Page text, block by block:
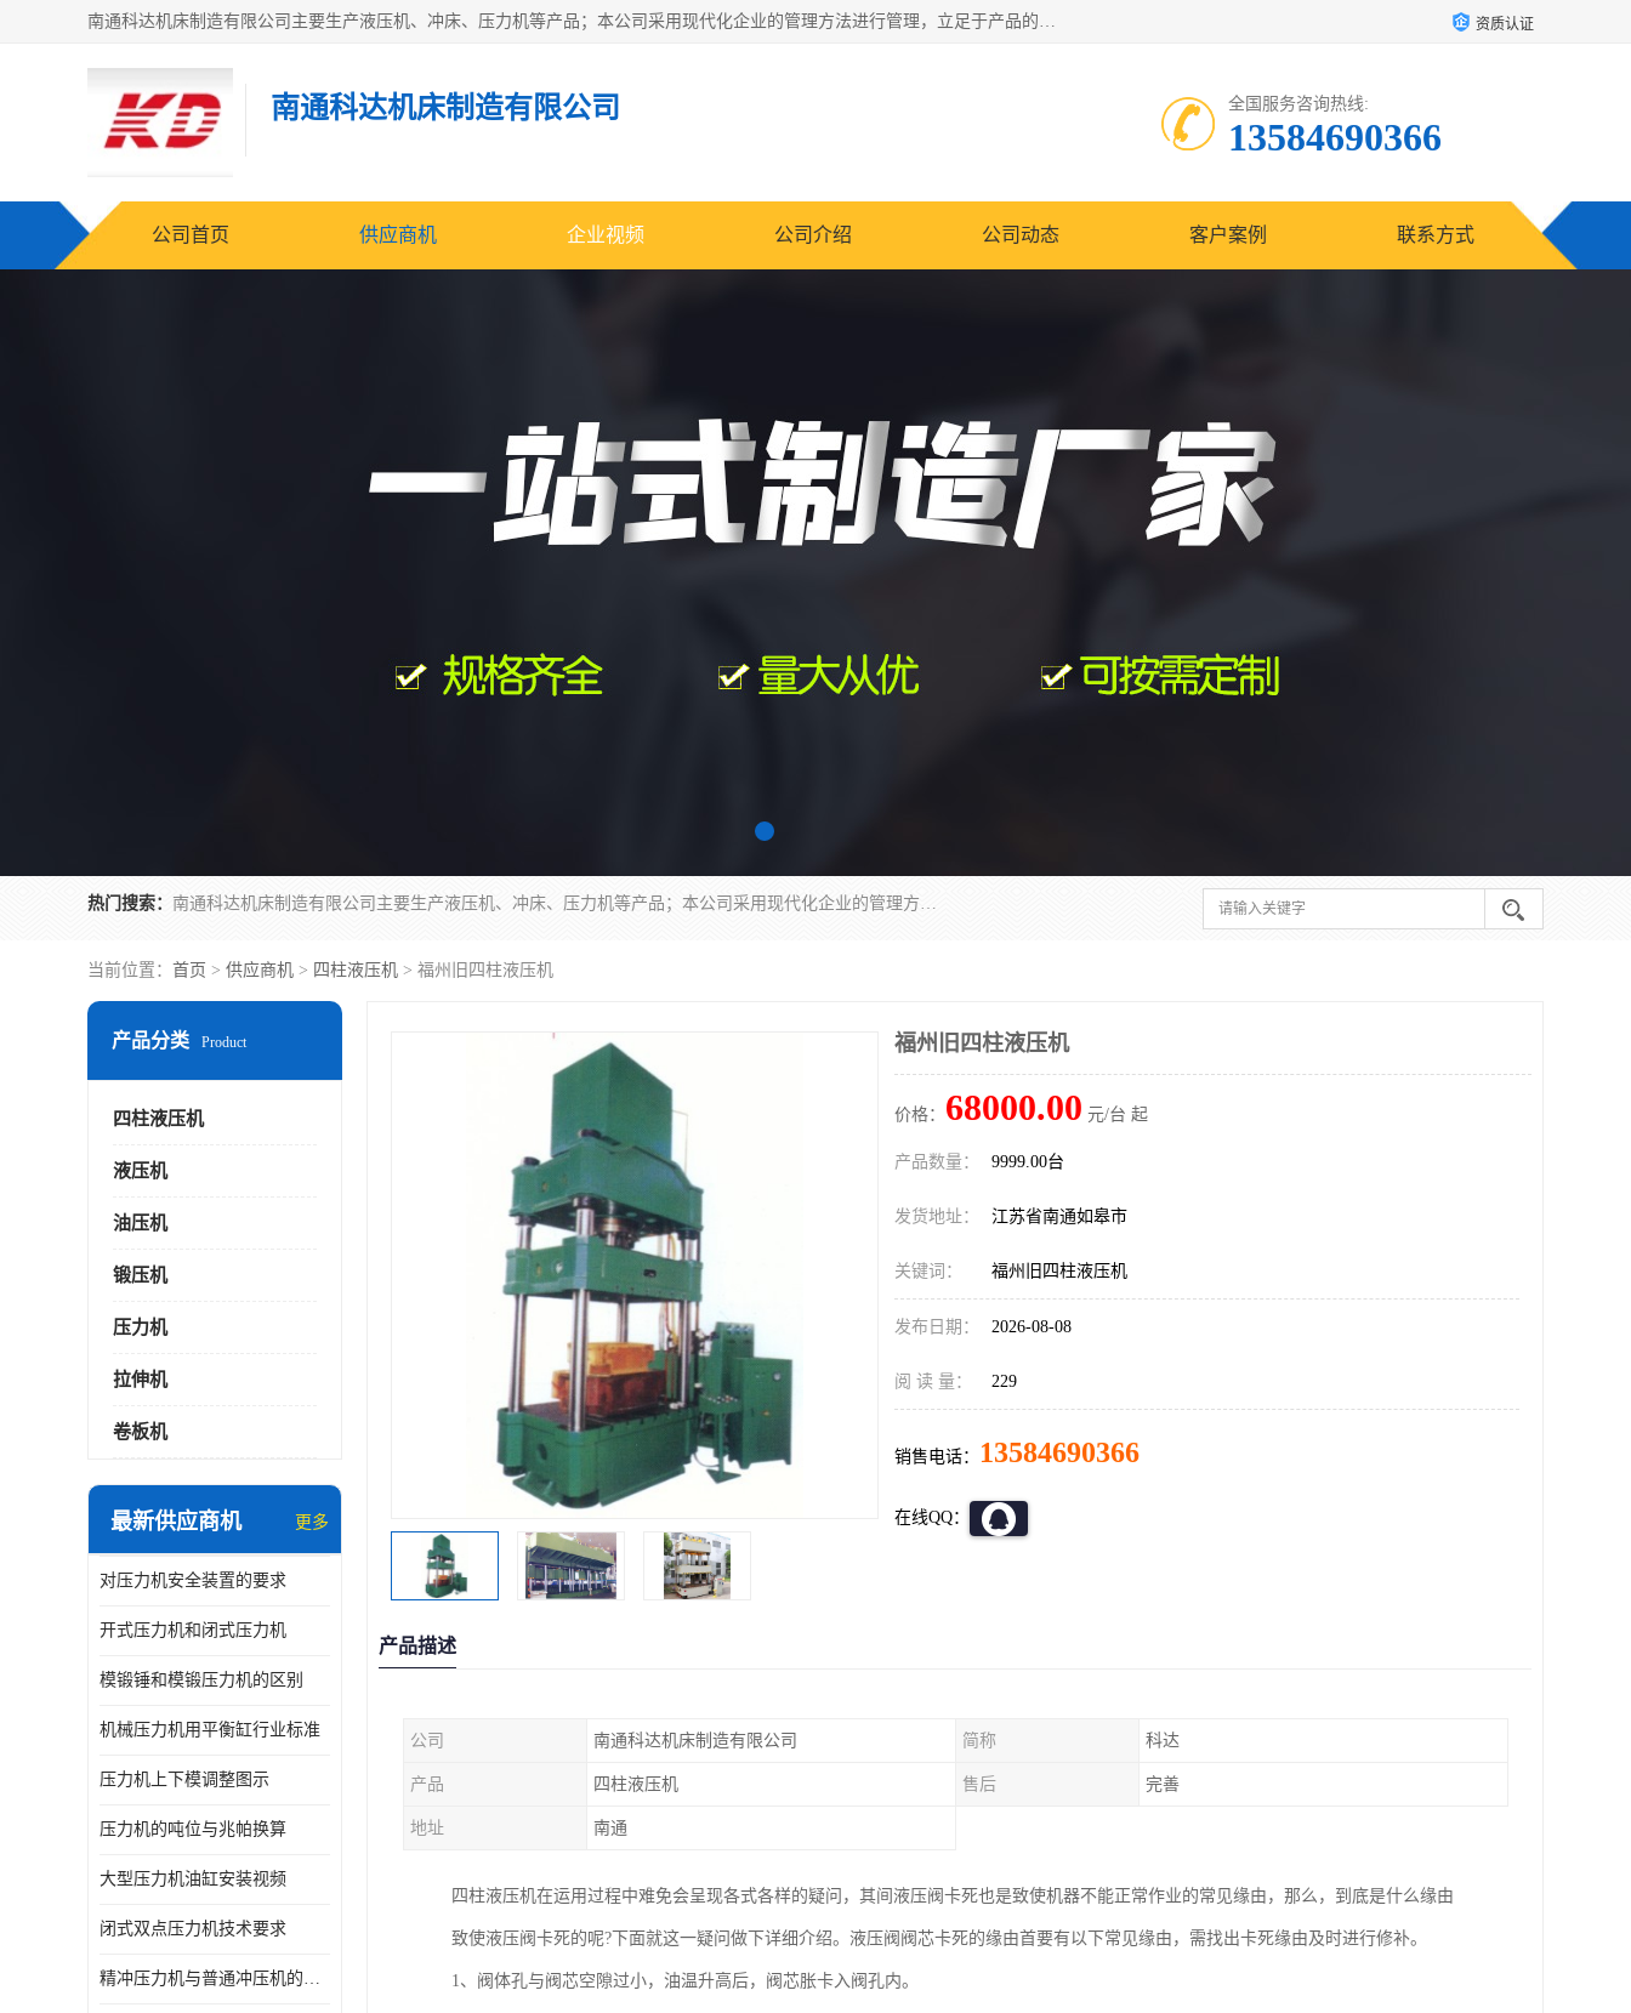
南通科达机床制造有限公司主要生产液压机、冲床、压力机等产品；本公司采用现代化企业的管理方法进行管理，立足于产品的质量管理，以优秀的品质、新颖的设计、合理的价格、完善的服务赢得广大客户的充分信赖和良好的口碑。领导层将运用科学管理方法及长期积累下来的经验和广泛领域吸取来新的技术不断调整产品结构，为市场提供精良的各类机械设备。企业将坚持与国内外各界朋友，真诚合作，共创辉煌。 资质认证
南通科达机床制造有限公司 全国服务咨询热线:
13584690366
公司首页 供应商机 企业视频 公司介绍 公司动态 客户案例 联系方式
热门搜索： 南通科达机床制造有限公司主要生产液压机、冲床、压力机等产品；本公司采用现代化企业的管理方法进行管理，立足于产品的质量管理，以优秀的品质、新颖的设计、合理的价格、完善的服务赢得广大客户的充分信赖和良好的口碑。领导层将运用科学管理方法及长期积累下来的经验和广泛领域吸取来新的技术不断调整产品结构，为市场提供精良的各类机械设备。企业将坚持与国内外各界朋友，真诚合作，共创辉煌。
当前位置： 首页 > 供应商机 > 四柱液压机 > 福州旧四柱液压机
产品分类 Product
四柱液压机
液压机
油压机
锻压机
压力机
拉伸机
卷板机
最新供应商机 更多
对压力机安全装置的要求
开式压力机和闭式压力机
模锻锤和模锻压力机的区别
机械压力机用平衡缸行业标准
压力机上下模调整图示
压力机的吨位与兆帕换算
大型压力机油缸安装视频
闭式双点压力机技术要求
精冲压力机与普通冲压机的区别
福州旧四柱液压机
价格： 68000.00 元/台 起
产品数量： 9999.00台
发货地址： 江苏省南通如皋市
关键词： 福州旧四柱液压机
发布日期： 2026-08-08
阅 读 量： 229
销售电话： 13584690366
在线QQ：
产品描述
公司 南通科达机床制造有限公司 简称 科达
产品 四柱液压机 售后 完善
地址 南通
四柱液压机在运用过程中难免会呈现各式各样的疑问，其间液压阀卡死也是致使机器不能正常作业的常见缘由，那么，到底是什么缘由
致使液压阀卡死的呢?下面就这一疑问做下详细介绍。液压阀阀芯卡死的缘由首要有以下常见缘由，需找出卡死缘由及时进行修补。
1、阀体孔与阀芯空隙过小，油温升高后，阀芯胀卡入阀孔内。